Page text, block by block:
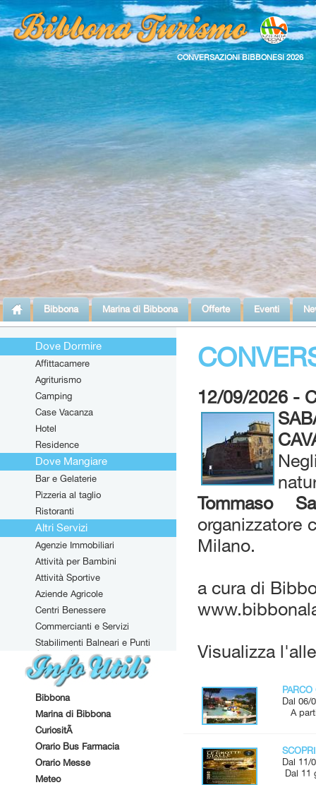
CONVERSAZIONI BIBBONESI 2026
Bibbona Marina di Bibbona Offerte Eventi
Dove Dormire
Affittacamere
Agriturismo
Camping
Case Vacanza
Hotel
Residence
Dove Mangiare
Bar e Gelaterie
Pizzeria al taglio
Ristoranti
Altri Servizi
Agenzie Immobiliari
Attività per Bambini
Attività Sportive
Aziende Agricole
Centri Benessere
Commercianti e Servizi
Stabilimenti Balneari e Punti
Attrezzati
Bibbona
Marina di Bibbona
CuriositÃ
Orario Bus Farmacia
Orario Messe
Meteo
12/09/2026 -
Tommaso
organizzatore
Milano.
a cura di
Visualizza
Dal 06/
A
Dal 11/
Dal 11